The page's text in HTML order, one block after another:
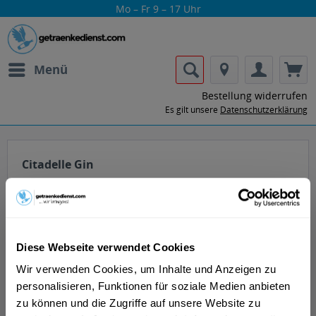
Diese Webseite verwendet Cookies
Wir verwenden Cookies, um Inhalte und Anzeigen zu
personalisieren, Funktionen für soziale Medien anbieten
zu können und die Zugriffe auf unsere Website zu
Mo – Fr 9 – 17 Uhr
Menü
Bestellung widerrufen
Es gilt unsere Datenschutzerklärung
Citadelle Gin
Lass dir die Getränke von Citadelle Gin
nach Hause oder ins Büro liefern.